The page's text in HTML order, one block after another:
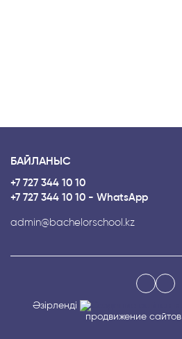
БАЙЛАНЫС
+7 727 344 10 10
+7 727 344 10 10 - WhatsApp
admin@bachelorschool.kz
Әзірленді
продвижение